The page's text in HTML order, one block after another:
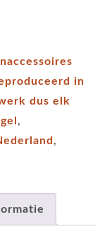
in
dus elk
,
,